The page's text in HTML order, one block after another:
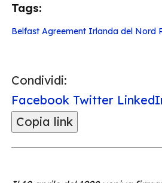
Tags:
Belfast Agreement Irlanda del Nord
Condividi:
Facebook Twitter
Copia link